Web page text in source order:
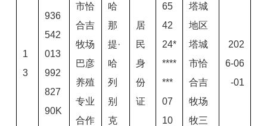
1
3
936
542
013
992
827
90K
市恰
合吉
牧场
巴彦
养殖
专业
合作
哈
那
提·
哈
列
别
克
居
民
身
份
证
65
42
24*
****
***
07
10
塔城
地区
塔城
市恰
合吉
牧场
牧三
202
6-06
-01